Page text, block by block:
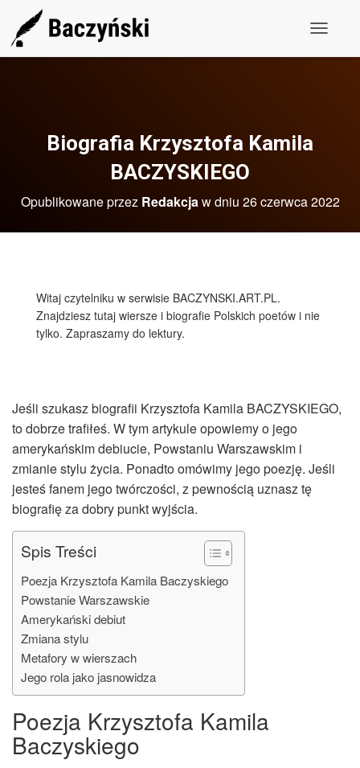
g
c
Biografia Krzysztofa Kamila
BACZYSKIEGO
Opublikowane przez Redakcjaw dniu 26 czerwca 2022
Witaj czytelniku w serwisie BACZYNSKI.ART.PL.
Znajdziesz tutaj wiersze i biografie Polskich poetów i nie
tylko. Zapraszamy do lektury.
Jeśli szukasz biografii Krzysztofa Kamila BACZYSKIEGO,
to dobrze trafiłeś. W tym artykule opowiemy o jego
amerykańskim debiucie, Powstaniu Warszawskim i
zmianie stylu życia. Ponadto omówimy jego poezję. Jeśli
jesteś fanem jego twórczości, z pewnością uznasz tę
biografię za dobry punkt wyjścia.
Spis Treści
Poezja Krzysztofa Kamila Baczyskiego
Powstanie Warszawskie
Amerykański debiut
Zmiana stylu
Metafory w wierszach
Jego rola jako jasnowidza
Poezja Krzysztofa Kamila
Baczyskiego